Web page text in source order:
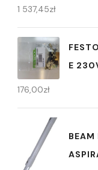
1 537,45zł
E
176,00zł
BEAM